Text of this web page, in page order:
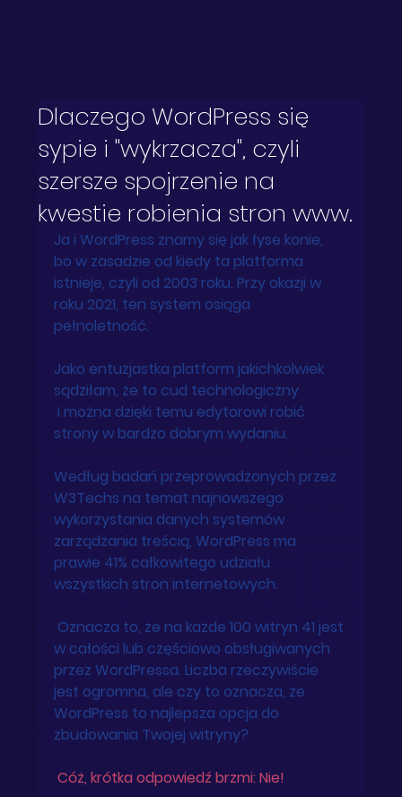
Dlaczego WordPress się
sypie i "wykrzacza", czyli
szersze spojrzenie na
kwestie robienia stron www.
Ja i WordPress znamy się jak łyse konie,
bo w zasadzie od kiedy ta platforma
istnieje, czyli od 2003 roku. Przy okazji w
roku 2021, ten system osiąga
pełnoletność.
Jako entuzjastka platform jakichkolwiek
sądziłam, że to cud technologiczny
strony w bardzo dobrym wydaniu.
Według badań przeprowadzonych przez
W3Techs na temat najnowszego
wykorzystania danych systemów
zarządzania treścią, WordPress ma
prawie 41% całkowitego udziału
wszystkich stron internetowych.
w całości lub częściowo obsługiwanych
przez WordPressa. Liczba rzeczywiście
jest ogromna, ale czy to oznacza, że ​​
WordPress to najlepsza opcja do
zbudowania Twojej witryny?
Cóż, krótka odpowiedź brzmi: Nie!